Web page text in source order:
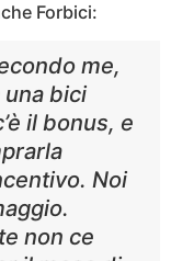
Forbici:
me,
una bici
il bonus, e
Noi
non ce